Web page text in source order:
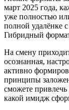
март 2025 года,
уже полностью
полной удалёнке
Гибридный
На смену
осознанная,
активно
принципы
сможете привлечь
какой имидж